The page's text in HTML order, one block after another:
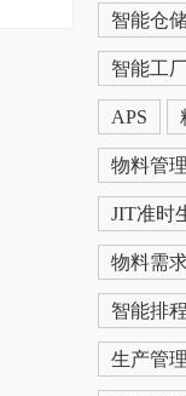
智能仓储
智能工
APS
物料管理
JIT准时
物料需
智能排程
生产管